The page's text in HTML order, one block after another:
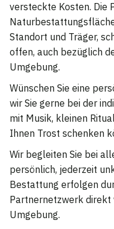
versteckte Kosten. Die
Standort und Träger,
offen, auch bezüglich
Umgebung.
Wünschen Sie eine
wir Sie gerne bei der
mit Musik, kleinen
Ihnen Trost schenken
Wir begleiten Sie bei
persönlich, jederzeit
Bestattung erfolgen
Partnernetzwerk direkt
Umgebung.